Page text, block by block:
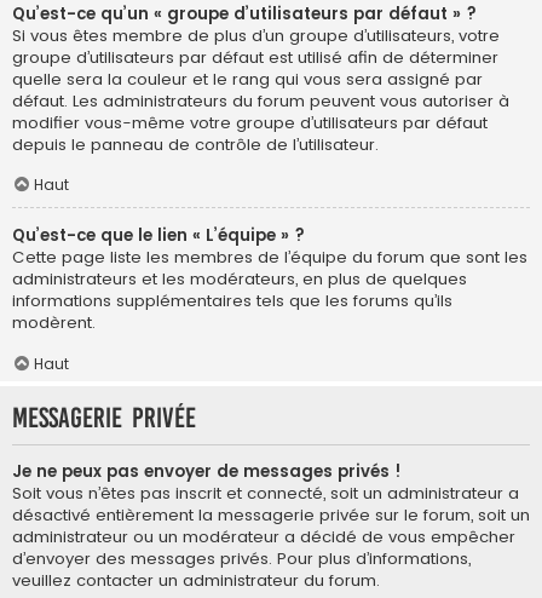
Qu’est-ce qu’un « groupe d’utilisateurs par défaut » ?
Si vous êtes membre de plus d’un groupe d’utilisateurs, votre
groupe d’utilisateurs par défaut est utilisé afin de déterminer
quelle sera la couleur et le rang qui vous sera assigné par
défaut. Les administrateurs du forum peuvent vous autoriser à
modifier vous-même votre groupe d’utilisateurs par défaut
depuis le panneau de contrôle de l’utilisateur.
Haut
Qu’est-ce que le lien « L’équipe » ?
Cette page liste les membres de l’équipe du forum que sont les
administrateurs et les modérateurs, en plus de quelques
informations supplémentaires tels que les forums qu’ils
modèrent.
Haut
Messagerie privée
Je ne peux pas envoyer de messages privés !
Soit vous n’êtes pas inscrit et connecté, soit un administrateur a
désactivé entièrement la messagerie privée sur le forum, soit un
administrateur ou un modérateur a décidé de vous empêcher
d’envoyer des messages privés. Pour plus d’informations,
veuillez contacter un administrateur du forum.